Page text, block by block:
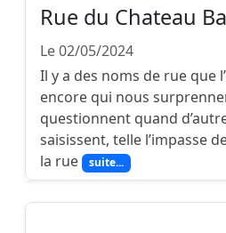
Rue du Chateau
Le 02/05/2024
Il y a des noms de rue que
encore qui nous
questionnent quand
saisissent, telle l’impasse
la rue
suite...